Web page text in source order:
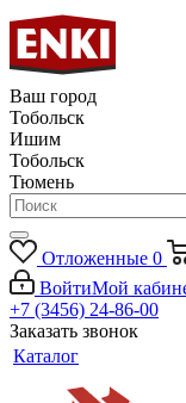
Ваш город
Тобольск
Ишим
Тобольск
Тюмень
Отложенные 0
ВойтиМой
+7 (3456) 24-86-00
Заказать звонок
Каталог